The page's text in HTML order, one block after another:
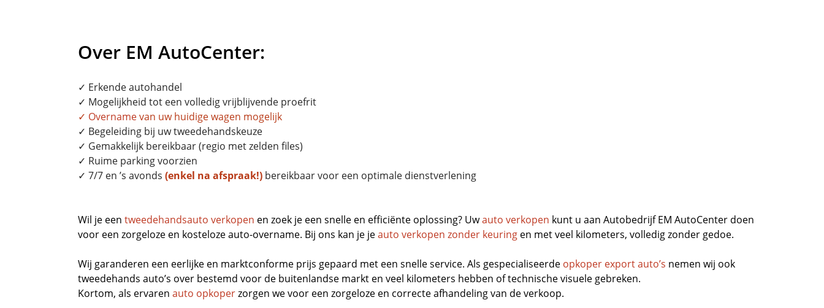
Over EM AutoCenter:
✓ Erkende autohandel
✓ Mogelijkheid tot een volledig vrijblijvende proefrit
✓ Overnamevan uw huidige wagen mogelijk
✓ Begeleiding bij uw tweedehandskeuze
✓ Gemakkelijk bereikbaar (regio met zelden files)
✓ Ruime parking voorzien
✓ 7/7 en ’s avonds (enkel na afspraak!) bereikbaar voor een optimale dienstverlening
Wil je een tweedehandsauto verkopen en zoek je een snelle en efficiënte oplossing? Uwauto verkopen kunt u aan Autobedrijf EM AutoCenter doen
voor een zorgeloze en kosteloze auto-overname. Bij ons kan je jeauto verkopen zonder keuring en met veel kilometers, volledig zonder gedoe.
Wij garanderen een eerlijke en marktconforme prijs gepaard met een snelle service. Als gespecialiseerde opkoper export auto’s nemen wij ook
tweedehands auto’s over bestemd voor de buitenlandse markt en veel kilometers hebben of technische visuele gebreken.
Kortom, als ervaren auto opkoperzorgen we voor een zorgeloze en correcte afhandeling van de verkoop.